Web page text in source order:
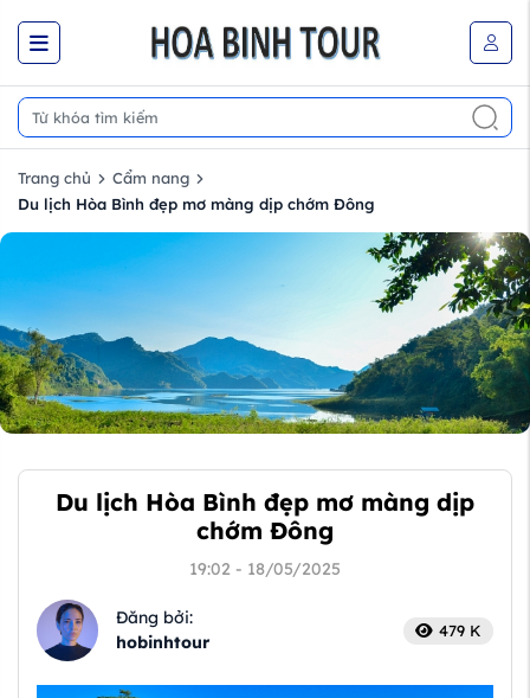
Trang chủ
Cẩm nang
Du lịch Hòa Bình đẹp mơ màng dịp chớm Đông
Du lịch Hòa Bình đẹp mơ màng dịp
chớm Đông
19:02 - 18/05/2025
Đăng bởi:
hobinhtour
479 K